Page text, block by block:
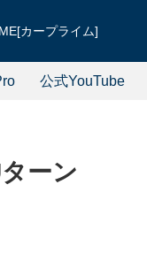
カープライム]
公式YouTube
ーン